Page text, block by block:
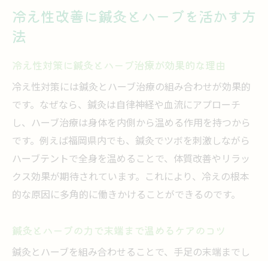
冷え性改善に鍼灸とハーブを活かす方
法
冷え性対策に鍼灸とハーブ治療が効果的な理由
冷え性対策には鍼灸とハーブ治療の組み合わせが効果的
です。なぜなら、鍼灸は自律神経や血流にアプローチ
し、ハーブ治療は身体を内側から温める作用を持つから
です。例えば福岡県内でも、鍼灸でツボを刺激しながら
ハーブテントで全身を温めることで、体質改善やリラッ
クス効果が期待されています。これにより、冷えの根本
的な原因に多角的に働きかけることができるのです。
鍼灸とハーブの力で末端まで温めるケアのコツ
鍼灸とハーブを組み合わせることで、手足の末端までし